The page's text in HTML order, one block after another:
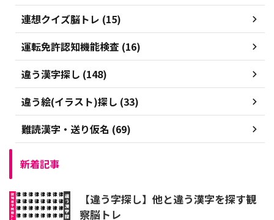
連想クイズ脳トレ (15)
運転免許認知機能検査 (16)
違う漢字探し (148)
違う絵(イラスト)探し (33)
難読漢字・送り仮名 (69)
新着記事
【違う字探し】他と違う漢字を探す観
察脳トレ